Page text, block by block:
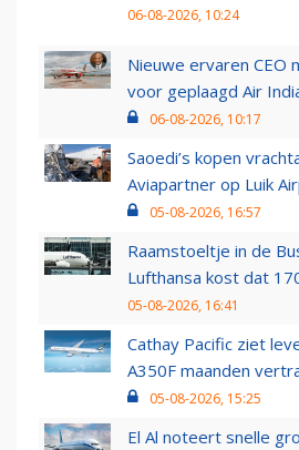
06-08-2026, 10:24
Nieuwe ervaren CEO
voor geplaagd Air
06-08-2026, 10:17
Saoedi’s kopen
Aviapartner op Luik
05-08-2026, 16:57
Raamstoeltje in de
Lufthansa kost dat
05-08-2026, 16:41
Cathay Pacific ziet
A350F maanden
05-08-2026, 15:25
El Al noteert snelle